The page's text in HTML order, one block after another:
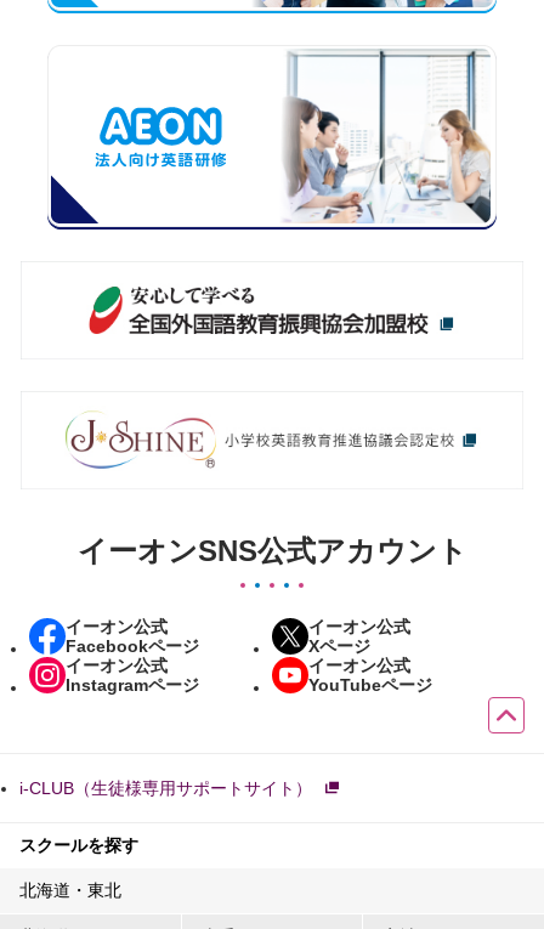
イーオンSNS公式アカウント
イーオン公式
Facebookページ
イーオン公式
Xページ
イーオン公式
Instagramページ
イーオン公式
YouTubeページ
i-CLUB（生徒様専用サポートサイト）
スクールを探す
北海道・東北